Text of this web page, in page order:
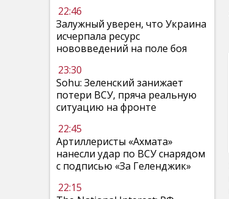
22:46
Залужный уверен, что Украина
исчерпала ресурс
нововведений на поле боя
23:30
Sohu: Зеленский занижает
потери ВСУ, пряча реальную
ситуацию на фронте
22:45
Артиллеристы «Ахмата»
нанесли удар по ВСУ снарядом
с подписью «За Геленджик»
22:15